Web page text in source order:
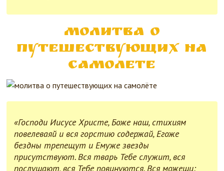
Молитва о
путешествующих на
самолете
«Господи Иисусе Христе, Боже наш, стихиям
повелеваяй и вся горстию содержай, Егоже
бездны трепещут и Емуже звезды
присутствуют. Вся тварь Тебе служит, вся
послушают, вся Тебе повинуются. Вся можеши: